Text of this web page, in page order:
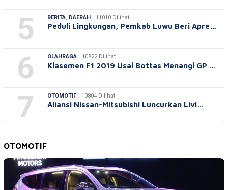
5 BERITA, DAERAH 11010 Dilihat
Peduli Lingkungan, Pemkab Luwu Beri Apre…
6 OLAHRAGA 10822 Dilihat
Klasemen F1 2019 Usai Bottas Menangi GP …
7 OTOMOTIF 10804 Dilihat
Aliansi Nissan-Mitsubishi Luncurkan Livi…
OTOMOTIF